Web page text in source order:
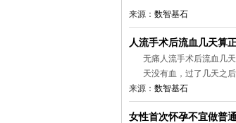
来源： 数智基石
人流手术后流血几天算
无痛人流手术后流血几
天没有血，过了几天之
来源： 数智基石
女性首次怀孕不宜做普